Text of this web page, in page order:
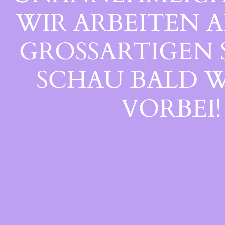
WIR ARBEITEN
GROSSARTIGEN
CHAU BALD
ORBEI!